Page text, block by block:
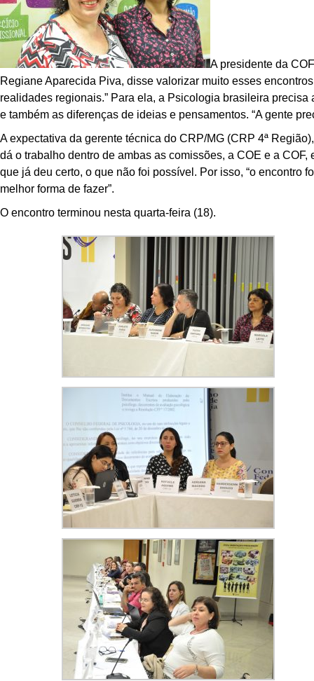
A presidente da
Regiane Aparecida Piva, disse valorizar muito esses
realidades regionais.” Para ela, a Psicologia brasileira
e também as diferenças de ideias e pensamentos. “A gente
A expectativa da gerente técnica do CRP/MG (CRP 4ª
dá o trabalho dentro de ambas as comissões, a COE e a
que já deu certo, o que não foi possível. Por isso, “o encontro
melhor forma de fazer”.
O encontro terminou nesta quarta-feira (18).